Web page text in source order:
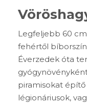
Legfeljebb 60
fehértől
Éverzedek óta
piramisokat építő
légionáriusok,